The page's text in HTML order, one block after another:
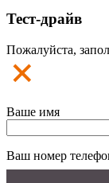
Тест-драйв
Пожалуйста,
Ваше имя
Ваш номер